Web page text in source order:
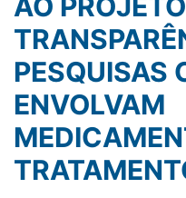
AO
PESQUISAS
ENVOLVAM